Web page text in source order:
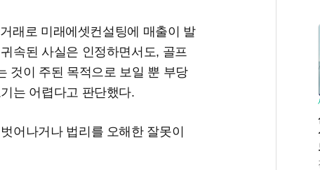
래로 미래에셋컨설팅에 매출이 발
속된 사실은 인정하면서도, 골프
것이 주된 목적으로 보일 뿐 부당
는 어렵다고 판단했다.
어나거나 법리를 오해한 잘못이